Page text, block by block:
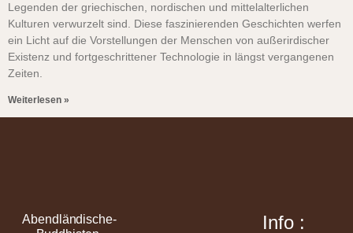
Legenden der griechischen, nordischen und mittelalterlichen
Kulturen verwurzelt sind. Diese faszinierenden Geschichten werfen
ein Licht auf die Vorstellungen der Menschen von außerirdischer
Existenz und fortgeschrittener Technologie in längst vergangenen
Zeiten.
Weiterlesen »
Abendländische-
Info :